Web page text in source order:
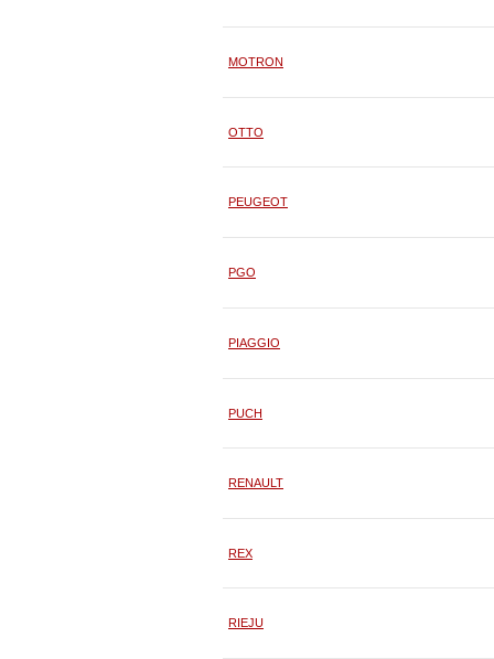
MOTRON
OTTO
PEUGEOT
PGO
PIAGGIO
PUCH
RENAULT
REX
RIEJU